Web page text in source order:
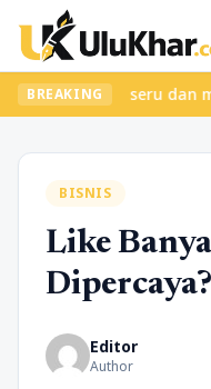
BREAKING
kelas seru dan
BISNIS
Like
Editor
Author